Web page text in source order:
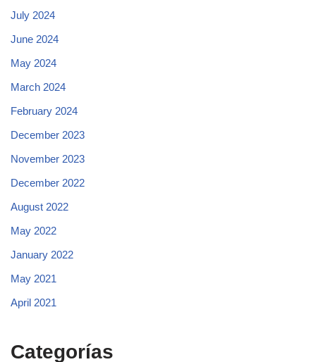
July 2024
June 2024
May 2024
March 2024
February 2024
December 2023
November 2023
December 2022
August 2022
May 2022
January 2022
May 2021
April 2021
Categorías